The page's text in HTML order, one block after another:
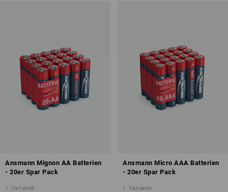
Ansmann Mignon AA Batterien
- 20er Spar Pack
1 Variante
Ansmann Micro AAA Batterien
- 20er Spar Pack
1 Variante